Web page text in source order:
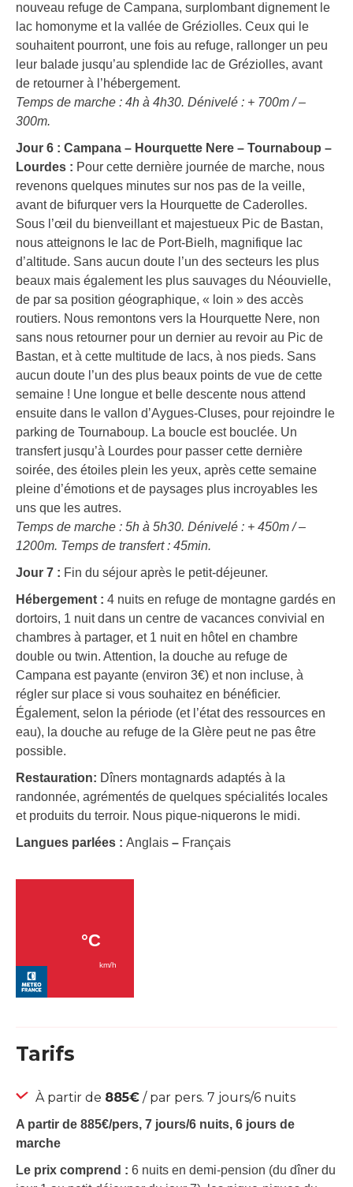
nouveau refuge de Campana, surplombant dignement le
lac homonyme et la vallée de Gréziolles. Ceux qui le
souhaitent pourront, une fois au refuge, rallonger un peu
leur balade jusqu’au splendide lac de Gréziolles, avant
de retourner à l’hébergement.
Temps de marche : 4h à 4h30. Dénivelé : + 700m / –
300m.
Jour 6 : Campana – Hourquette Nere – Tournaboup –
Lourdes : Pour cette dernière journée de marche, nous
revenons quelques minutes sur nos pas de la veille,
avant de bifurquer vers la Hourquette de Caderolles.
Sous l’œil du bienveillant et majestueux Pic de Bastan,
nous atteignons le lac de Port-Bielh, magnifique lac
d’altitude. Sans aucun doute l’un des secteurs les plus
beaux mais également les plus sauvages du Néouvielle,
de par sa position géographique, « loin » des accès
routiers. Nous remontons vers la Hourquette Nere, non
sans nous retourner pour un dernier au revoir au Pic de
Bastan, et à cette multitude de lacs, à nos pieds. Sans
aucun doute l’un des plus beaux points de vue de cette
semaine ! Une longue et belle descente nous attend
ensuite dans le vallon d’Aygues-Cluses, pour rejoindre le
parking de Tournaboup. La boucle est bouclée. Un
transfert jusqu’à Lourdes pour passer cette dernière
soirée, des étoiles plein les yeux, après cette semaine
pleine d’émotions et de paysages plus incroyables les
uns que les autres.
Temps de marche : 5h à 5h30. Dénivelé : + 450m / –
1200m. Temps de transfert : 45min.
Jour 7 : Fin du séjour après le petit-déjeuner.
Hébergement : 4 nuits en refuge de montagne gardés en
dortoirs, 1 nuit dans un centre de vacances convivial en
chambres à partager, et 1 nuit en hôtel en chambre
double ou twin. Attention, la douche au refuge de
Campana est payante (environ 3€) et non incluse, à
régler sur place si vous souhaitez en bénéficier.
Également, selon la période (et l’état des ressources en
eau), la douche au refuge de la Glère peut ne pas être
possible.
Restauration: Dîners montagnards adaptés à la
randonnée, agrémentés de quelques spécialités locales
et produits du terroir. Nous pique-niquerons le midi.
Langues parlées : Anglais – Français
Tarifs
À partir de 885€ / par pers. 7 jours/6 nuits
A partir de 885€/pers, 7 jours/6 nuits, 6 jours de
marche
Le prix comprend : 6 nuits en demi-pension (du dîner du